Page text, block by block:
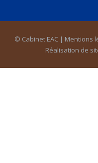
© Cabinet EAC | Mentions
Réalisation de